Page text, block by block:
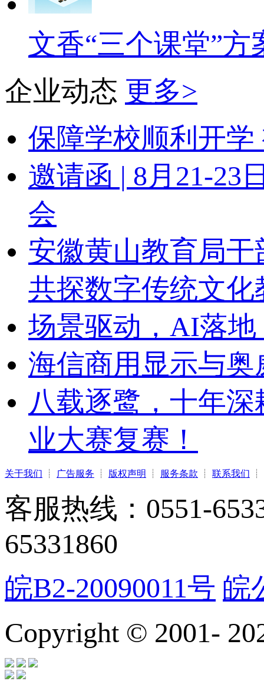
文香“三个课堂”方
企业动态 更多>
保障学校顺利开
邀请函 | 8月21-23
会
安徽黄山教育局
共探数字传统文化
场景驱动，AI落
海信商用显示与
八载逐鹭，十年
业大赛复赛！
关于我们 ┊ 广告服务 ┊ 版权声明 ┊ 服务条款 ┊ 联系我们 ┊
客服热线：0551-
65331860
皖B2-20090011号 皖
Copyright © 2001-